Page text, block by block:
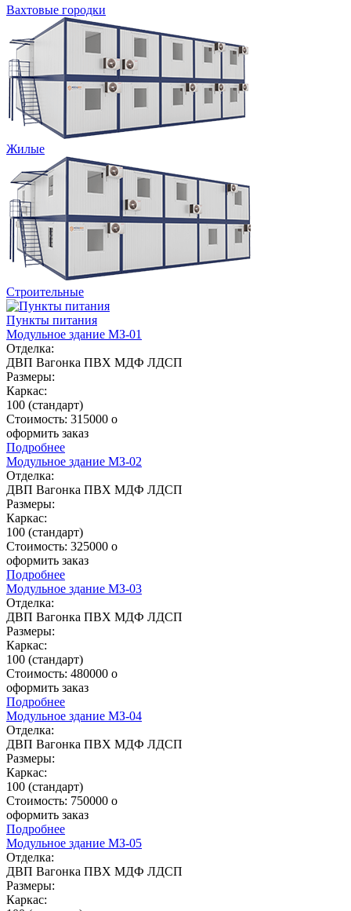
Вахтовые городки
Жилые
Строительные
Пункты питания
Модульное здание МЗ-01
Отделка:
ДВП Вагонка ПВХ МДФ ЛДСП
Размеры:
Каркас:
100 (стандарт)
Стоимость: 315000 o
оформить заказ
Подробнее
Модульное здание МЗ-02
Отделка:
ДВП Вагонка ПВХ МДФ ЛДСП
Размеры:
Каркас:
100 (стандарт)
Стоимость: 325000 o
оформить заказ
Подробнее
Модульное здание МЗ-03
Отделка:
ДВП Вагонка ПВХ МДФ ЛДСП
Размеры:
Каркас:
100 (стандарт)
Стоимость: 480000 o
оформить заказ
Подробнее
Модульное здание МЗ-04
Отделка:
ДВП Вагонка ПВХ МДФ ЛДСП
Размеры:
Каркас:
100 (стандарт)
Стоимость: 750000 o
оформить заказ
Подробнее
Модульное здание МЗ-05
Отделка:
ДВП Вагонка ПВХ МДФ ЛДСП
Размеры:
Каркас: